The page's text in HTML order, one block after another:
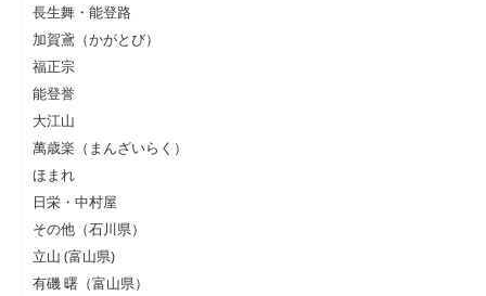
長生舞・能登路
加賀鳶（かがとび）
福正宗
能登誉
大江山
萬歳楽（まんざいらく）
ほまれ
日栄・中村屋
その他（石川県）
立山 (富山県)
有磯 曙（富山県）